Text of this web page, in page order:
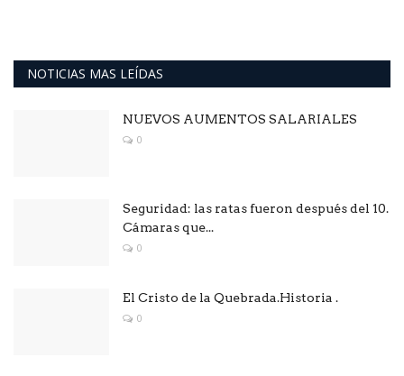
NOTICIAS MAS LEÍDAS
NUEVOS AUMENTOS SALARIALES
0
Seguridad: las ratas fueron después del 10.
Cámaras que...
0
El Cristo de la Quebrada.Historia .
0